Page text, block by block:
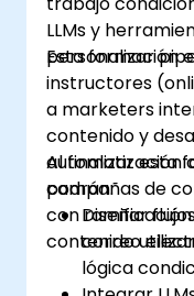
LLMs y
personalizar
Esta formación
instructores
a marketers
contenido y
automatización
campañas de
con
contenido
Al finalizar esta
podrán:
Diseñar
correo
lógica